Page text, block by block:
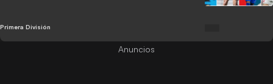
Primera División